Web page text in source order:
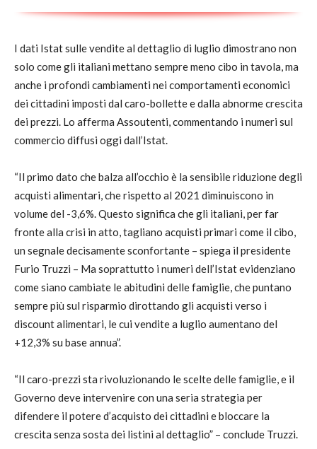
I dati Istat sulle vendite al dettaglio di luglio dimostrano non
solo come gli italiani mettano sempre meno cibo in tavola, ma
anche i profondi cambiamenti nei comportamenti economici
dei cittadini imposti dal caro-bollette e dalla abnorme crescita
dei prezzi. Lo afferma Assoutenti, commentando i numeri sul
commercio diffusi oggi dall’Istat.
“Il primo dato che balza all’occhio è la sensibile riduzione degli
acquisti alimentari, che rispetto al 2021 diminuiscono in
volume del -3,6%. Questo significa che gli italiani, per far
fronte alla crisi in atto, tagliano acquisti primari come il cibo,
un segnale decisamente sconfortante – spiega il presidente
Furio Truzzi – Ma soprattutto i numeri dell’Istat evidenziano
come siano cambiate le abitudini delle famiglie, che puntano
sempre più sul risparmio dirottando gli acquisti verso i
discount alimentari, le cui vendite a luglio aumentano del
+12,3% su base annua”.
“Il caro-prezzi sta rivoluzionando le scelte delle famiglie, e il
Governo deve intervenire con una seria strategia per
difendere il potere d’acquisto dei cittadini e bloccare la
crescita senza sosta dei listini al dettaglio” – conclude Truzzi.